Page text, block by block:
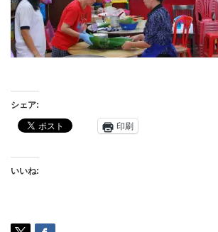
シェア:
印刷
いいね: